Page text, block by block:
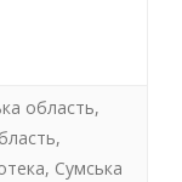
область,
,
, Сумська